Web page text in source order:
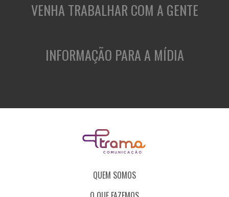
VENHA TRABALHAR COM A GENTE
INFORMAÇÃO PARA A MÍDIA
QUEM SOMOS